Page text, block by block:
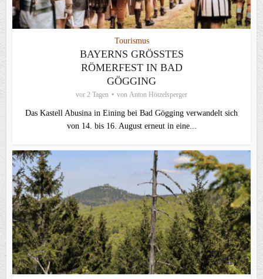
Tourismus
BAYERNS GRÖSSTES R
ÖMERFEST IN BAD G
ÖGGING
vor 2 Tagen von Anton Hötzelsperger
Das Kastell Abusina in Eining bei Bad Gögging verwandelt sich
von 14. bis 16. August erneut in eine...